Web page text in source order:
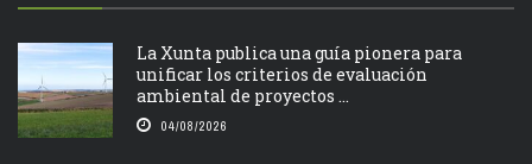
La Xunta publica una guía pionera para
unificar los criterios de evaluación
ambiental de proyectos ...
04/08/2026